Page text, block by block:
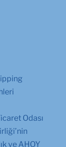
Odası
ve AHOY